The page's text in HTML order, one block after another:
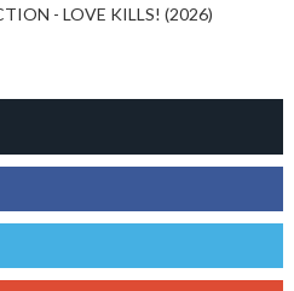
- LOVE KILLS! (2026)